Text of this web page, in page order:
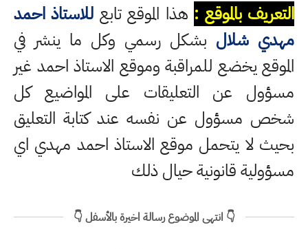
التعريف بالموقع : هذا الموقع تابع للاستاذ احمد
مهدي شلال بشكل رسمي وكل ما ينشر في
الموقع يخضع للمراقبة وموقع الاستاذ احمد غير
مسؤول عن التعليقات على المواضيع كل
شخص مسؤول عن نفسه عند كتابة التعليق
بحيث لا يتحمل موقع الاستاذ احمد مهدي اي
مسؤولية قانونية حيال ذلك
👇 انتهى الموضوع رسالة اخيرة بالأسفل 👇